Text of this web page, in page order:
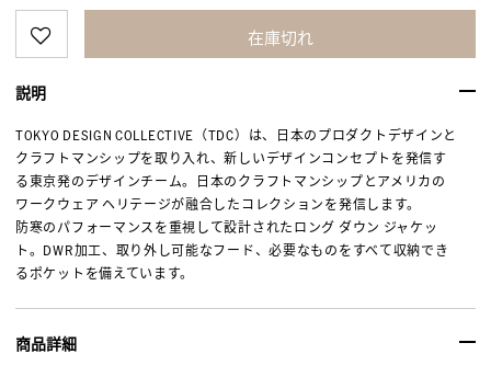
在庫切れ
説明
TOKYO DESIGN COLLECTIVE（TDC）は、日本のプロダクトデザインと
クラフトマンシップを取り入れ、新しいデザインコンセプトを発信す
る東京発のデザインチーム。日本のクラフトマンシップとアメリカの
ワークウェア ヘリテージが融合したコレクションを発信します。
防寒のパフォーマンスを重視して設計されたロング ダウン ジャケッ
ト。DWR加工、取り外し可能なフード、必要なものをすべて収納でき
るポケットを備えています。
商品詳細